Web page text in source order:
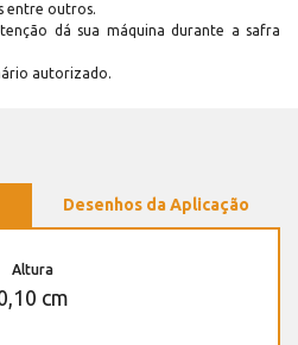
entre outros.
dá sua máquina durante a safra
autorizado.
Desenhos da Aplicação
Altura
cm